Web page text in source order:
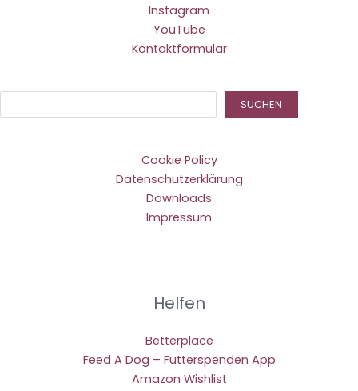
Instagram
YouTube
Kontaktformular
SUCHEN
Cookie Policy
Datenschutzerklärung
Downloads
Impressum
Helfen
Betterplace
Feed A Dog – Futterspenden App
Amazon Wishlist